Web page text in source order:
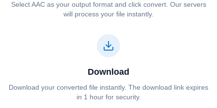
Select ⁦⁦AAC⁩⁩ as your output format and click convert. Our servers
will process your file instantly.
Download
Download your converted file instantly. The download link expires
in 1 hour for security.